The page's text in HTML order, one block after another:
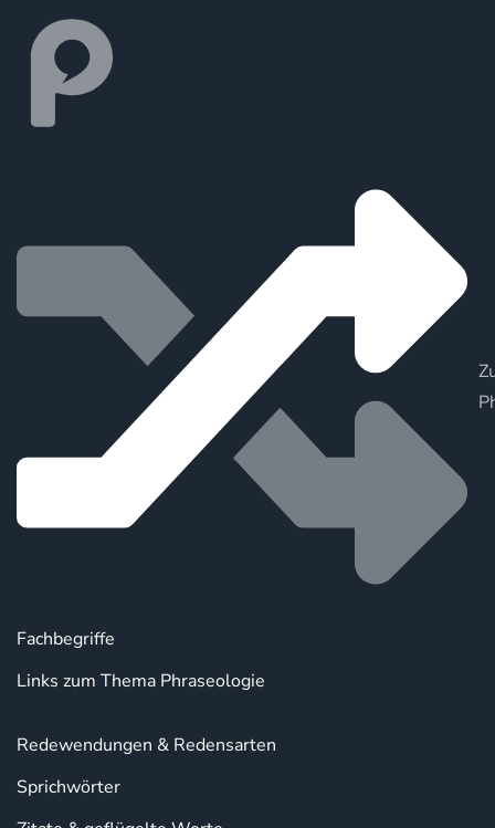
Fachbegriffe
Links zum Thema Phraseologie
Redewendungen & Redensarten
Sprichwörter